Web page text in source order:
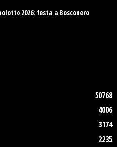
2026: festa a Bosconero
50768
4006
3174
2235